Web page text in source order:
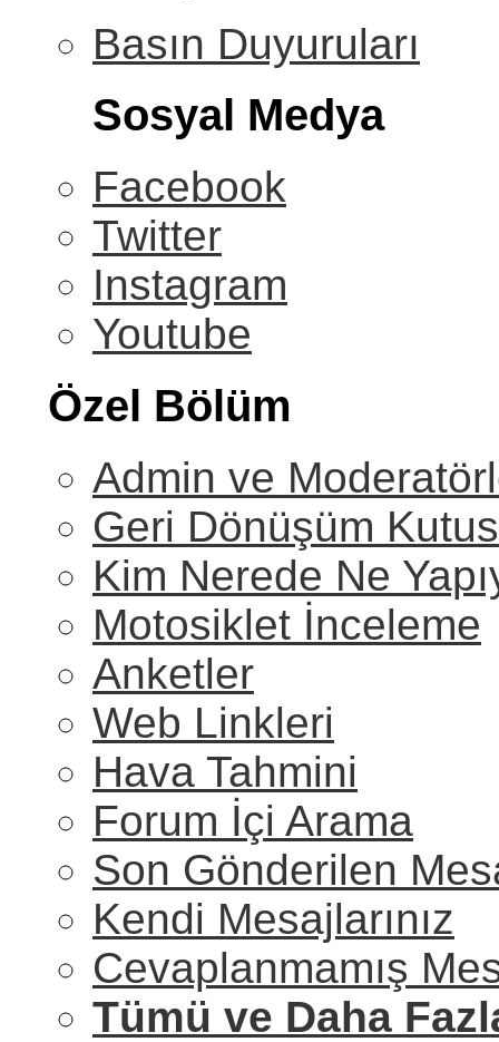
Basın Duyuruları
Sosyal Medya
Facebook
Twitter
Instagram
Youtube
Özel Bölüm
Admin ve
Geri Dönüşüm
Kim Nerede Ne
Motosiklet İnceleme
Anketler
Web Linkleri
Hava Tahmini
Forum İçi Arama
Son Gönderilen
Kendi Mesajlarınız
Cevaplanmamış
Tümü ve Daha